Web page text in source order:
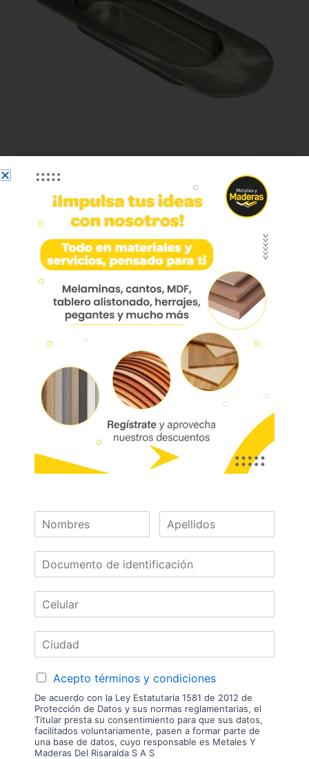
Manija 870 De Incrustar
Acero 201 106mm
Manija 870 De Incrustar Acero 201 106mm
Hma870-02
Aplicación: Escritorios, comedor, centros de
entretenimiento, cocina, mueble de baño, oficina.
MADECENTRO
Código
HMA870-02
despachamos tableros en la zona urbana de las ciudades donde
tenemos sucursal. Disponibilidad de mercancía sujeta a verificación de
inventario. Precio sujeto a cambios sin previo aviso.
Nuestras
Marcas
Acepto términos y condiciones
De acuerdo con la Ley Estatutaria 1581 de 2012 de
Protección de Datos y sus normas reglamentarias, el
Titular presta su consentimiento para que sus datos,
facilitados voluntariamente, pasen a formar parte de
una base de datos, cuyo responsable es Metales Y
Maderas Del Risaralda S A S